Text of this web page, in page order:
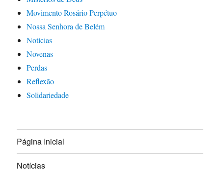
Movimento Rosário Perpétuo
Nossa Senhora de Belém
Notícias
Novenas
Perdas
Reflexão
Solidariedade
Página Inicial
Notícias